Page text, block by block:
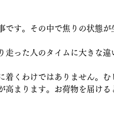
です。その中で焦りの状態が
走った人のタイムに大きな違
くわけではありません。む
まります。お荷物を届ける